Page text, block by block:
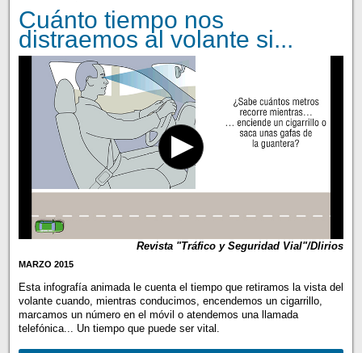
Cuánto tiempo nos
distraemos al volante si...
Revista "Tráfico y Seguridad Vial"/Dlirios
MARZO 2015
Esta infografía animada le cuenta el tiempo que retiramos la vista del
volante cuando, mientras conducimos, encendemos un cigarrillo,
marcamos un número en el móvil o atendemos una llamada
telefónica... Un tiempo que puede ser vital.